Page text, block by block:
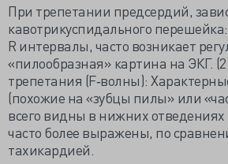
При трепетании предсердий,
кавотрикуспидального
R интервалы, часто возникает
«пилообразная» картина на ЭКГ.
трепетания (F‐волны):
(похожие на «зубцы пилы» или
всего видны в нижних отведениях
часто более выражены, по
тахикардией.